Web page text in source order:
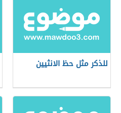
للذكر مثل حظ الانثيين